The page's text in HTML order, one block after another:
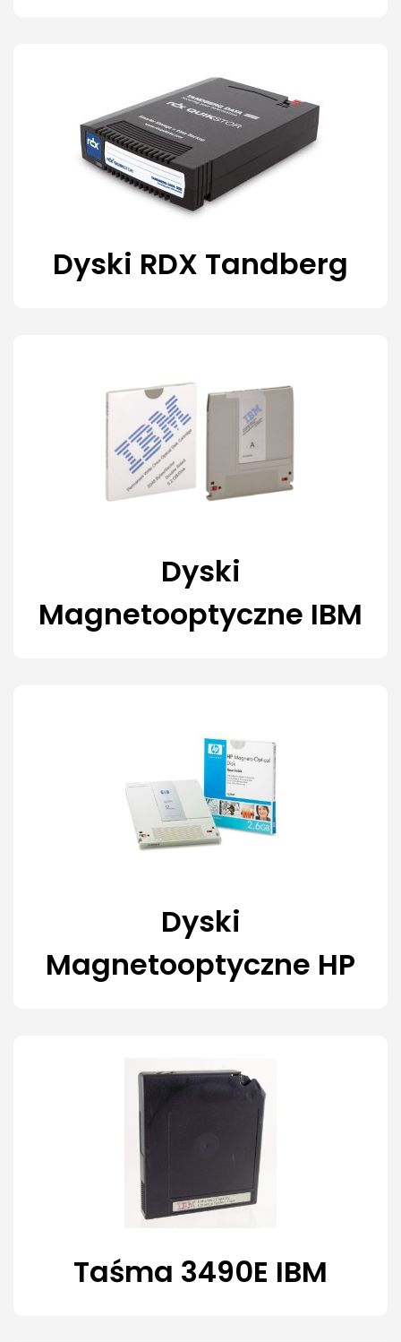
Dyski RDX Tandberg
Dyski
Magnetooptyczne IBM
Dyski
Magnetooptyczne HP
Taśma 3490E IBM